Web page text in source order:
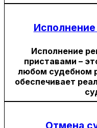
Исполнение
приставами –
любом судебном
обеспечивает